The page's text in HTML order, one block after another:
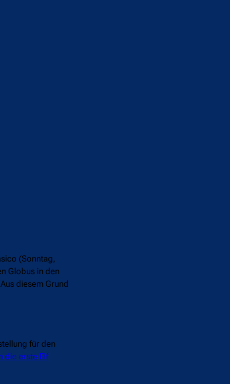
(Sonntag,
Globus in den
diesem Grund
für den
die erste Elf